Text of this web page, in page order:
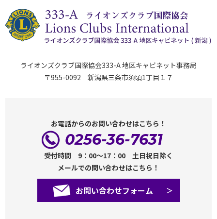
ライオンズクラブ国際協会333-A 地区キャビネット事務局
〒955-0092 新潟県三条市須頃1丁目１７
お電話からのお問い合わせはこちら！
0256-36-7631
受付時間 9：00～17：00 土日祝日除く
メールでの問い合わせはこちら！
お問い合わせフォーム